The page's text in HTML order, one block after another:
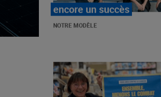
les cancers pédiatriques
NOTRE MODÈLE